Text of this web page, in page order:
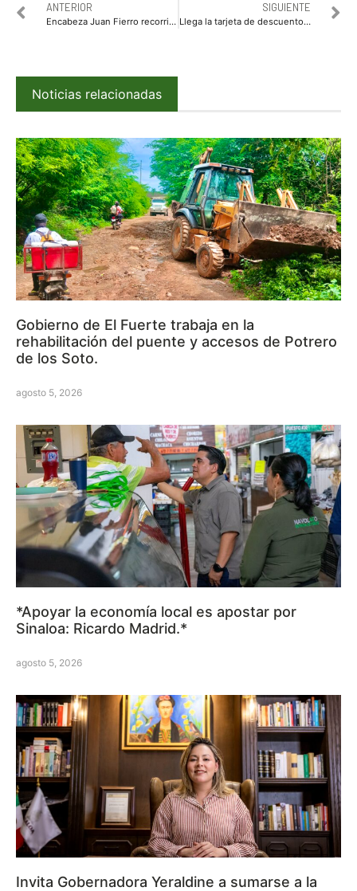
ANTERIOR
Encabeza Juan Fierro recorrido de supervisión tras lluvias en Ahome
SIGUIENTE
Llega la tarjeta de descuento para estudiante de Sinaloa
Noticias relacionadas
Gobierno de El Fuerte trabaja en la
rehabilitación del puente y accesos de Potrero
de los Soto.
agosto 5, 2026
*Apoyar la economía local es apostar por
Sinaloa: Ricardo Madrid.*
agosto 5, 2026
Invita Gobernadora Yeraldine a sumarse a la